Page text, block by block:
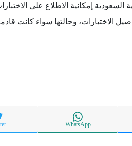
السعودية إمكانية الاطلاع على
الاختبارات، وحالتها سواء كانت
WhatsApp